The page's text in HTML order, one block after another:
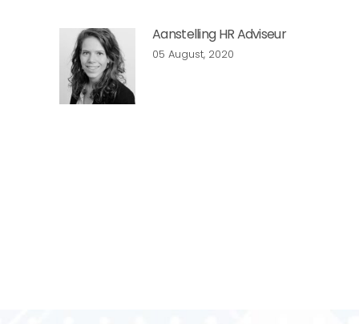
Aanstelling HR Adviseur
05 August, 2020